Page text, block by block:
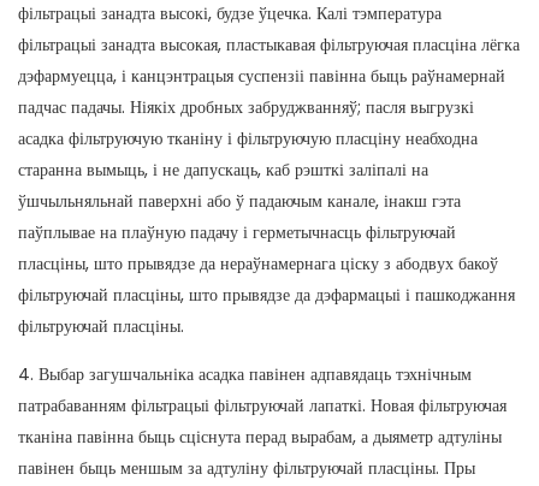
фільтрацыі занадта высокі, будзе ўцечка. Калі тэмпература
фільтрацыі занадта высокая, пластыкавая фільтруючая пласціна лёгка
дэфармуецца, і канцэнтрацыя суспензіі павінна быць раўнамернай
падчас падачы. Ніякіх дробных забруджванняў; пасля выгрузкі
асадка фільтруючую тканіну і фільтруючую пласціну неабходна
старанна вымыць, і не дапускаць, каб рэшткі заліпалі на
ўшчыльняльнай паверхні або ў падаючым канале, інакш гэта
паўплывае на плаўную падачу і герметычнасць фільтруючай
пласціны, што прывядзе да нераўнамернага ціску з абодвух бакоў
фільтруючай пласціны, што прывядзе да дэфармацыі і пашкоджання
фільтруючай пласціны.
4. Выбар загушчальніка асадка павінен адпавядаць тэхнічным
патрабаванням фільтрацыі фільтруючай лапаткі. Новая фільтруючая
тканіна павінна быць сціснута перад вырабам, а дыяметр адтуліны
павінен быць меншым за адтуліну фільтруючай пласціны. Пры